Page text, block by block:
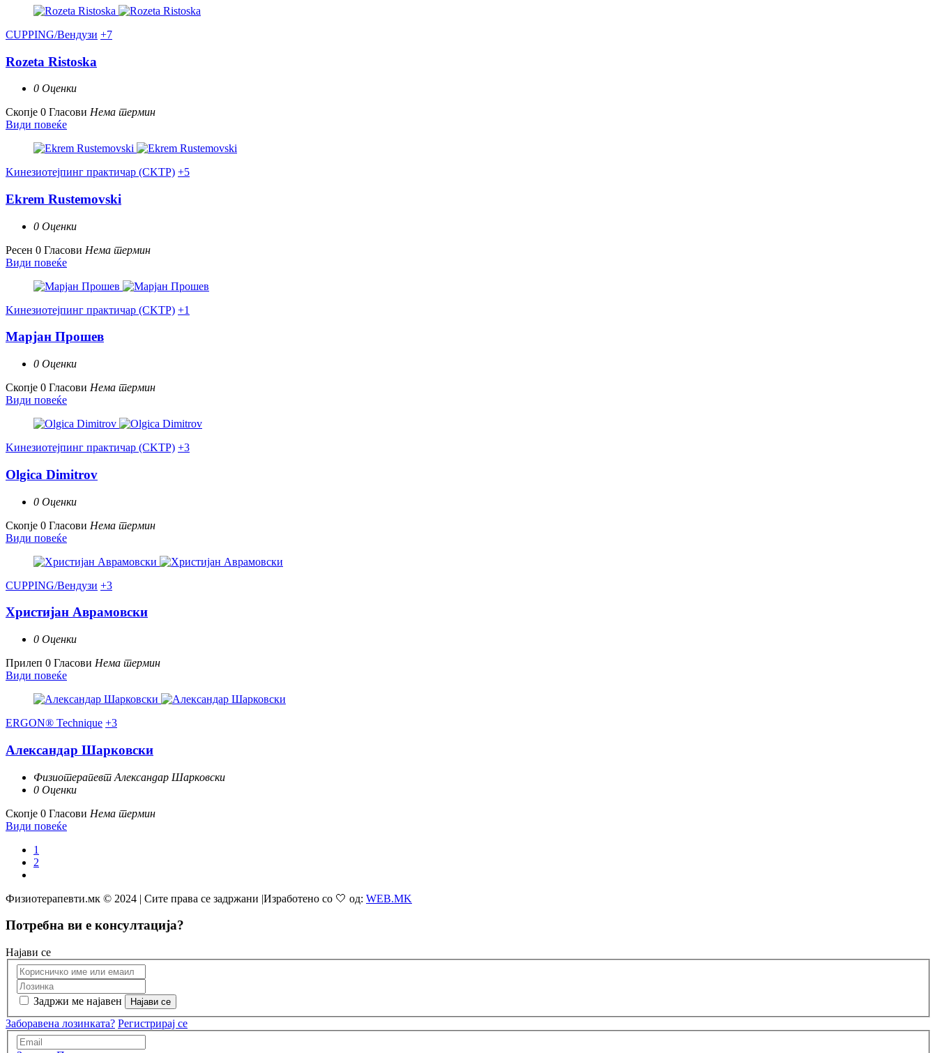
CUPPING/Вендузи +7
Rozeta Ristoska
0 Оценки
Скопје 0 Гласови Нема термин
Види повеќе
Kинезиотејпинг практичар (CKTP) +5
Ekrem Rustemovski
0 Оценки
Ресен 0 Гласови Нема термин
Види повеќе
Kинезиотејпинг практичар (CKTP) +1
Марјан Прошев
0 Оценки
Скопје 0 Гласови Нема термин
Види повеќе
Kинезиотејпинг практичар (CKTP) +3
Olgica Dimitrov
0 Оценки
Скопје 0 Гласови Нема термин
Види повеќе
CUPPING/Вендузи +3
Христијан Аврамовски
0 Оценки
Прилеп 0 Гласови Нема термин
Види повеќе
ERGON® Technique +3
Александар Шарковски
Физиотерапевт Александар Шарковски
0 Оценки
Скопје 0 Гласови Нема термин
Види повеќе
1
2
Физиотерапевти.мк © 2024 | Сите права се задржани |Изработено со 🤍 од: WEB.MK
Потребна ви е консултација?
Најави се
Задржи ме најавен
Заборавена лозинката? Регистрирај се